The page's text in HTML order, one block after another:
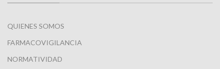
QUIENES SOMOS
FARMACOVIGILANCIA
NORMATIVIDAD